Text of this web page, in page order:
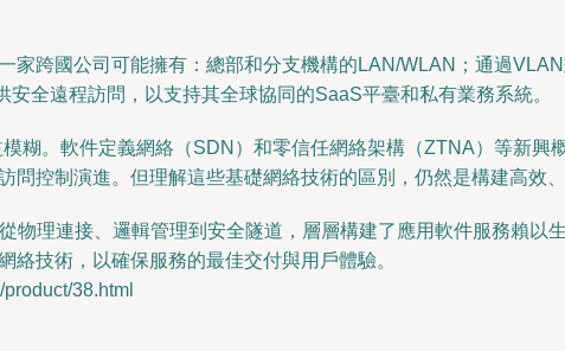
家跨國公司可能擁有：總部和分支機構的LAN/WLAN；通過
全遠程訪問，以支持其全球協同的SaaS平臺和私有業務系統。
糊。軟件定義網絡（SDN）和零信任網絡架構（ZTNA）等新
問控制演進。但理解這些基礎網絡技術的區別，仍然是構建高效
物理連接、邏輯管理到安全隧道，層層構建了應用軟件服務賴以
技術，以確保服務的最佳交付與用戶體驗。
38.html